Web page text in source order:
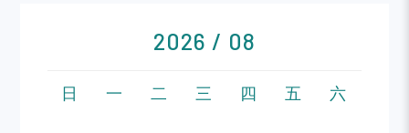
2026 / 08
日 一 二 三 四 五 六